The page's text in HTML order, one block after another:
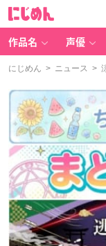
作品名 声優
にじめん > ニュース >